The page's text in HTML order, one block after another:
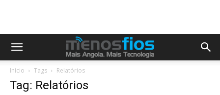
Início Tags Relatórios
Tag: Relatórios